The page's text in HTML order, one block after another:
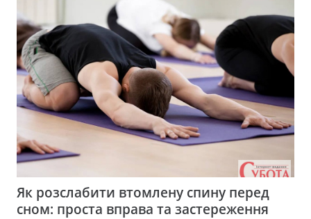
Як розслабити втомлену спину перед
сном: проста вправа та застереження